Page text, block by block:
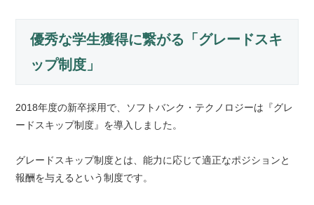
優秀な学生獲得に繋がる「グレードスキ
ップ制度」
2018年度の新卒採用で、ソフトバンク・テクノロジーは『グレ
ードスキップ制度』を導入しました。
グレードスキップ制度とは、能力に応じて適正なポジションと
報酬を与えるという制度です。